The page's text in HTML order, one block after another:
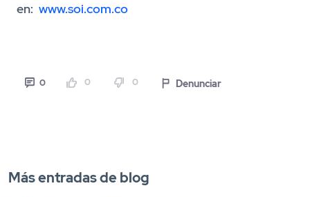
en: www.soi.com.co
0 0 0 Denunciar
Más entradas de blog